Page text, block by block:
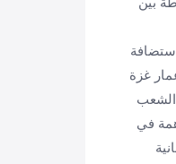
غزة
الشعب
في